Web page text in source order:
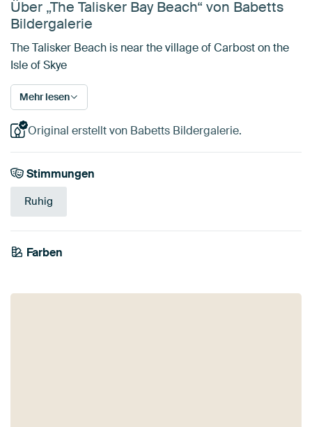
Über „The Talisker Bay Beach“ von Babetts
Bildergalerie
The Talisker Beach is near the village of Carbost on the
Isle of Skye
Mehr lesen
Original erstellt von Babetts Bildergalerie.
Stimmungen
Ruhig
Farben
Grau
Salbeigrün
Olivgrün